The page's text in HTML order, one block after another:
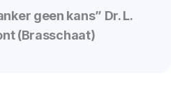
geen kans” Dr. L.
(Brasschaat)